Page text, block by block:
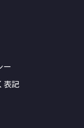
ー
表記